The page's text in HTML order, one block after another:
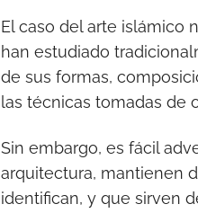
El caso del arte islámico
han estudiado
de sus formas,
las técnicas tomadas de
Sin embargo, es fácil
arquitectura, mantienen
identifican, y que sirven